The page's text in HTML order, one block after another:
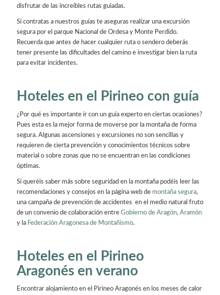
disfrutar de las increíbles rutas guiadas.
Si contratas a nuestros guías te aseguras realizar una excursión
segura por el parque Nacional de Ordesa y Monte Perdido.
Recuerda que antes de hacer cualquier ruta o sendero deberás
tener presente las dificultades del camino e investigar bien la ruta
para evitar incidentes.
Hoteles en el Pirineo con guía
¿Por qué es importante ir con un guía experto en ciertas ocasiones?
Pues esta es la mejor forma de moverse por la montaña de forma
segura. Algunas ascensiones y excursiones no son sencillas y
requieren de cierta prevención y conocimientos técnicos sobre
material o sobre zonas que no se encuentran en las condiciones
óptimas.
Si queréis saber más sobre seguridad en la montaña podéis leer las
recomendaciones y consejos en la página web de montaña segura,
una campaña de prevención de accidentes en el medio natural fruto
de un convenio de colaboración entre Gobierno de Aragón, Aramón
y la Federación Aragonesa de Montañismo.
Hoteles en el Pirineo
Aragonés en verano
Encontrar alojamiento en el Pirineo Aragonés en los meses de calor